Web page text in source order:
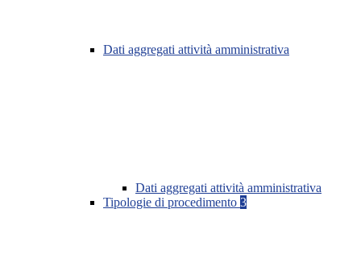
Dati aggregati attività amministrativa
Dati aggregati attività amministrativa
Tipologie di procedimento 3